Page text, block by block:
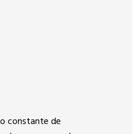
constante de